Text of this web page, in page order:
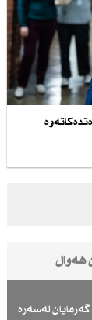
هەواڵ
لەسەرە